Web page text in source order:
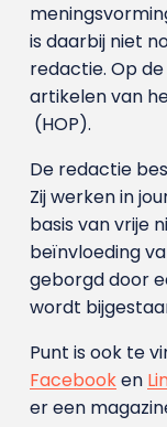
is daarbij niet
redactie. Op
artikelen van
(HOP).
De redactie
Zij werken in
basis van vrije
beïnvloeding
geborgd door
wordt
Punt is ook te
Facebooken
er een